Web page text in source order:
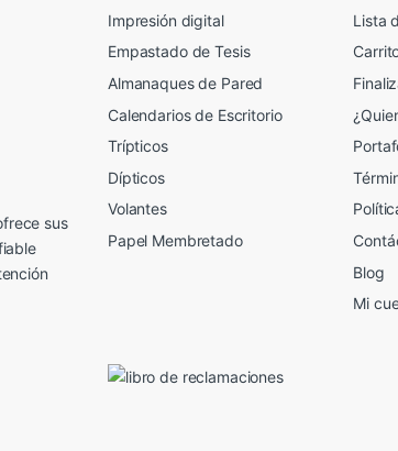
sus
Impresión digital
Empastado de Tesis
Almanaques de Pared
Calendarios de Escritorio
Trípticos
Dípticos
Volantes
Papel Membretado
Lista
Blog
Mi